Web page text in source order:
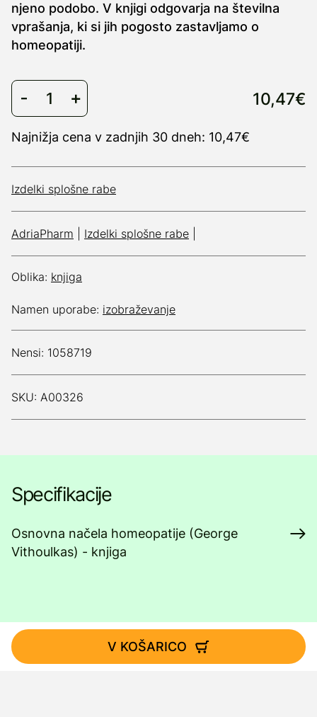
njeno podobo. V knjigi odgovarja na številna
vprašanja, ki si jih pogosto zastavljamo o
homeopatiji.
10,47€
Najnižja cena v zadnjih 30 dneh: 10,47€
Izdelki splošne rabe
AdriaPharm Izdelki splošne rabe
Oblika: knjiga
Namen uporabe: izobraževanje
Nensi: 1058719
SKU: A00326
Specifikacije
Osnovna načela homeopatije (George
Vithoulkas) - knjiga
V KOŠARICO